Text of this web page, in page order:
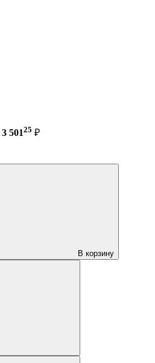
3 50125 ₽
В корзину